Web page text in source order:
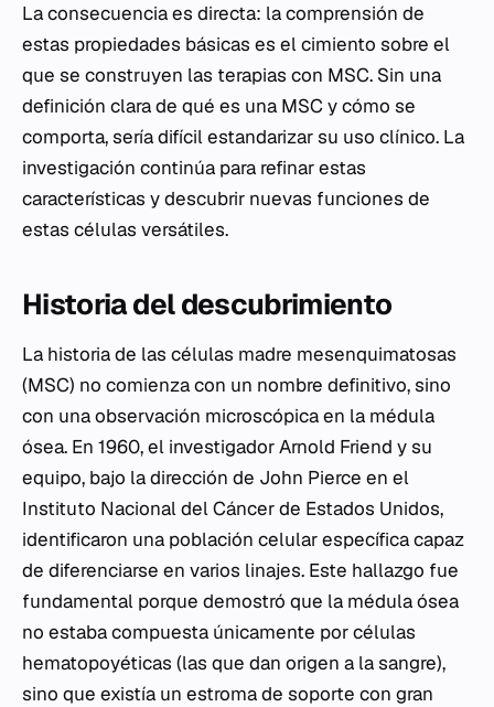
La consecuencia es directa: la comprensión de
estas propiedades básicas es el cimiento sobre el
que se construyen las terapias con MSC. Sin una
definición clara de qué es una MSC y cómo se
comporta, sería difícil estandarizar su uso clínico. La
investigación continúa para refinar estas
características y descubrir nuevas funciones de
estas células versátiles.
Historia del descubrimiento
La historia de las células madre mesenquimatosas
(MSC) no comienza con un nombre definitivo, sino
con una observación microscópica en la médula
ósea. En 1960, el investigador Arnold Friend y su
equipo, bajo la dirección de John Pierce en el
Instituto Nacional del Cáncer de Estados Unidos,
identificaron una población celular específica capaz
de diferenciarse en varios linajes. Este hallazgo fue
fundamental porque demostró que la médula ósea
no estaba compuesta únicamente por células
hematopoyéticas (las que dan origen a la sangre),
sino que existía un estroma de soporte con gran